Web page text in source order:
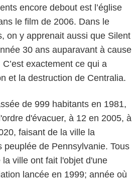
encore debout est l’église
le film de 2006. Dans le
on y apprenait aussi que Silent
30 ans auparavant à cause
exactement ce qui a
et la destruction de Centralia.
de 999 habitants en 1981,
d'évacuer, à 12 en 2005, à
faisant de la ville la
peuplée de Pennsylvanie. Tous
ville ont fait l'objet d'une
lancée en 1999; année où